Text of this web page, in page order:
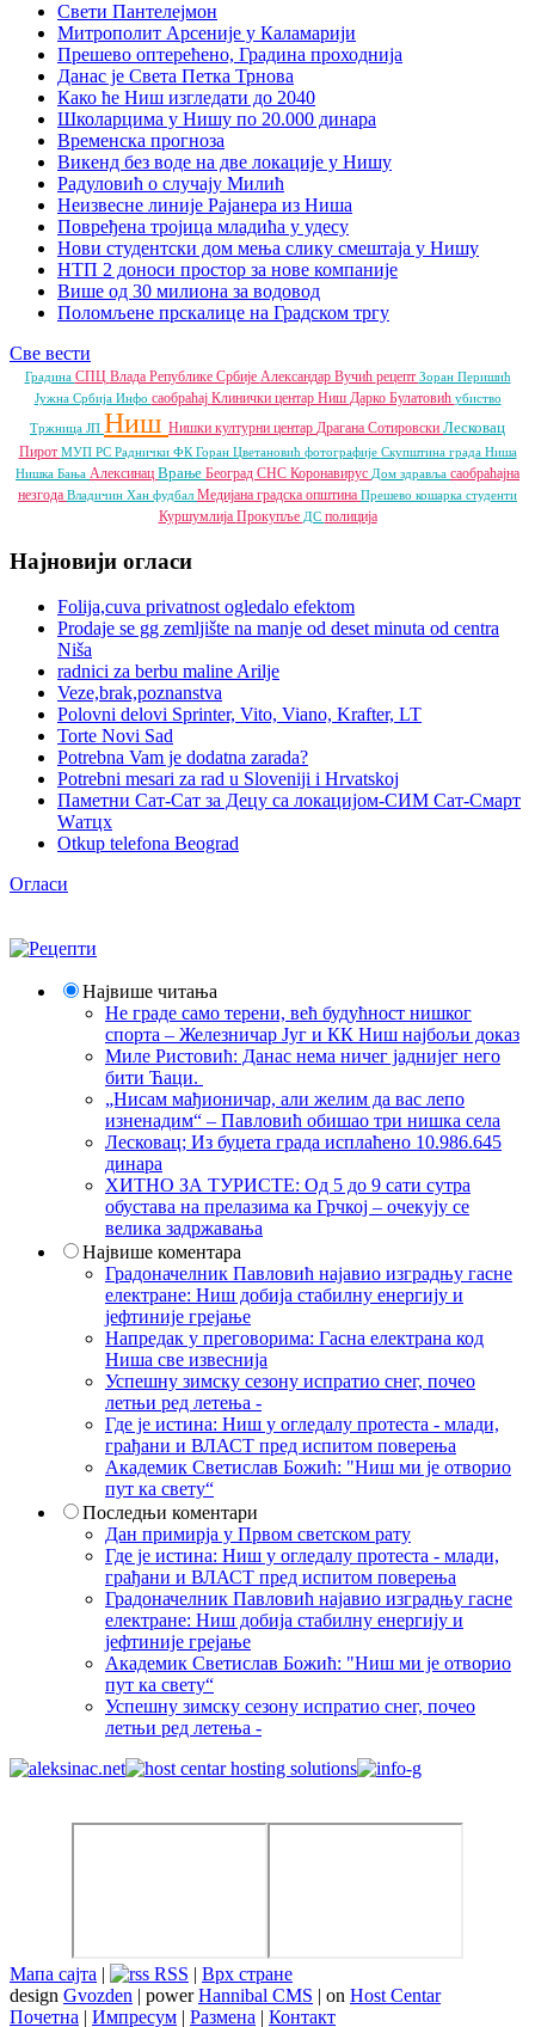
Свети Пантелејмон
Митрополит Арсеније у Каламарији
Прешево оптерећено, Градина проходнија
Данас је Света Петка Трнова
Како ће Ниш изгледати до 2040
Школарцима у Нишу по 20.000 динара
Временска прогноза
Викенд без воде на две локације у Нишу
Радуловић о случају Милић
Неизвесне линије Рајанера из Ниша
Повређена тројица младића у удесу
Нови студентски дом мења слику смештаја у Нишу
НТП 2 доноси простор за нове компаније
Више од 30 милиона за водовод
Поломљене прскалице на Градском тргу
Све вести
Градина СПЦ Влада Републике Србије Александар Вучић рецепт Зоран Перишић
Јужна Србија Инфо саобраћај Клинички центар Ниш Дарко Булатовић убиство
Тржница ЈП Ниш Нишки културни центар Драгана Сотировски Лесковац
Пирот МУП РС Раднички ФК Горан Цветановић фотографије Скупштина града Ниша
Нишка Бања Алексинац Врање Београд СНС Коронавирус Дом здравља саобраћајна
незгода Владичин Хан фудбал Медијана градска општина Прешево кошарка студенти
Куршумлија Прокупље ДС полиција
Најновији огласи
Folija,cuva privatnost ogledalo efektom
Prodaje se gg zemljište na manje od deset minuta od centra
Niša
radnici za berbu maline Arilje
Veze,brak,poznanstva
Polovni delovi Sprinter, Vito, Viano, Krafter, LT
Torte Novi Sad
Potrebna Vam je dodatna zarada?
Potrebni mesari za rad u Sloveniji i Hrvatskoj
Паметни Сат-Сат за Децу са локацијом-СИМ Сат-Смарт
Wатцх
Otkup telefona Beograd
Огласи
Највише читања
Не граде само терени, већ будућност нишког
спорта – Железничар Југ и КК Ниш најбољи доказ
Миле Ристовић: Данас нема ничег јаднијег него
бити Ћаци.
„Нисам мађионичар, али желим да вас лепо
изненадим“ – Павловић обишао три нишка села
Лесковац; Из буџета града исплаћено 10.986.645
динара
ХИТНО ЗА ТУРИСТЕ: Од 5 до 9 сати сутра
обустава на прелазима ка Грчкој – очекују се
велика задржавања
Највише коментара
Градоначелник Павловић најавио изградњу гасне
електране: Ниш добија стабилну енергију и
јефтиније грејање
Напредак у преговорима: Гасна електрана код
Ниша све извеснија
Успешну зимску сезону испратио снег, почео
летњи ред летења -
Где је истина: Ниш у огледалу протеста - млади,
грађани и ВЛАСТ пред испитом поверења
Академик Светислав Божић: "Ниш ми је отворио
пут ка свету“
Последњи коментари
Дан примирја у Првом светском рату
Где је истина: Ниш у огледалу протеста - млади,
грађани и ВЛАСТ пред испитом поверења
Градоначелник Павловић најавио изградњу гасне
електране: Ниш добија стабилну енергију и
јефтиније грејање
Академик Светислав Божић: "Ниш ми је отворио
пут ка свету“
Успешну зимску сезону испратио снег, почео
летњи ред летења -
Мапа сајта RSS
Врх стране
design Gvozden | powerHannibal CMS | on Host Centar
Почетна
Импресум Размена Контакт